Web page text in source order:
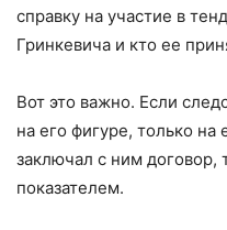
справку на участие в
Гринкевича и кто ее
Вот это важно. Если
на его фигуре, только на
заключал с ним договор,
показателем.